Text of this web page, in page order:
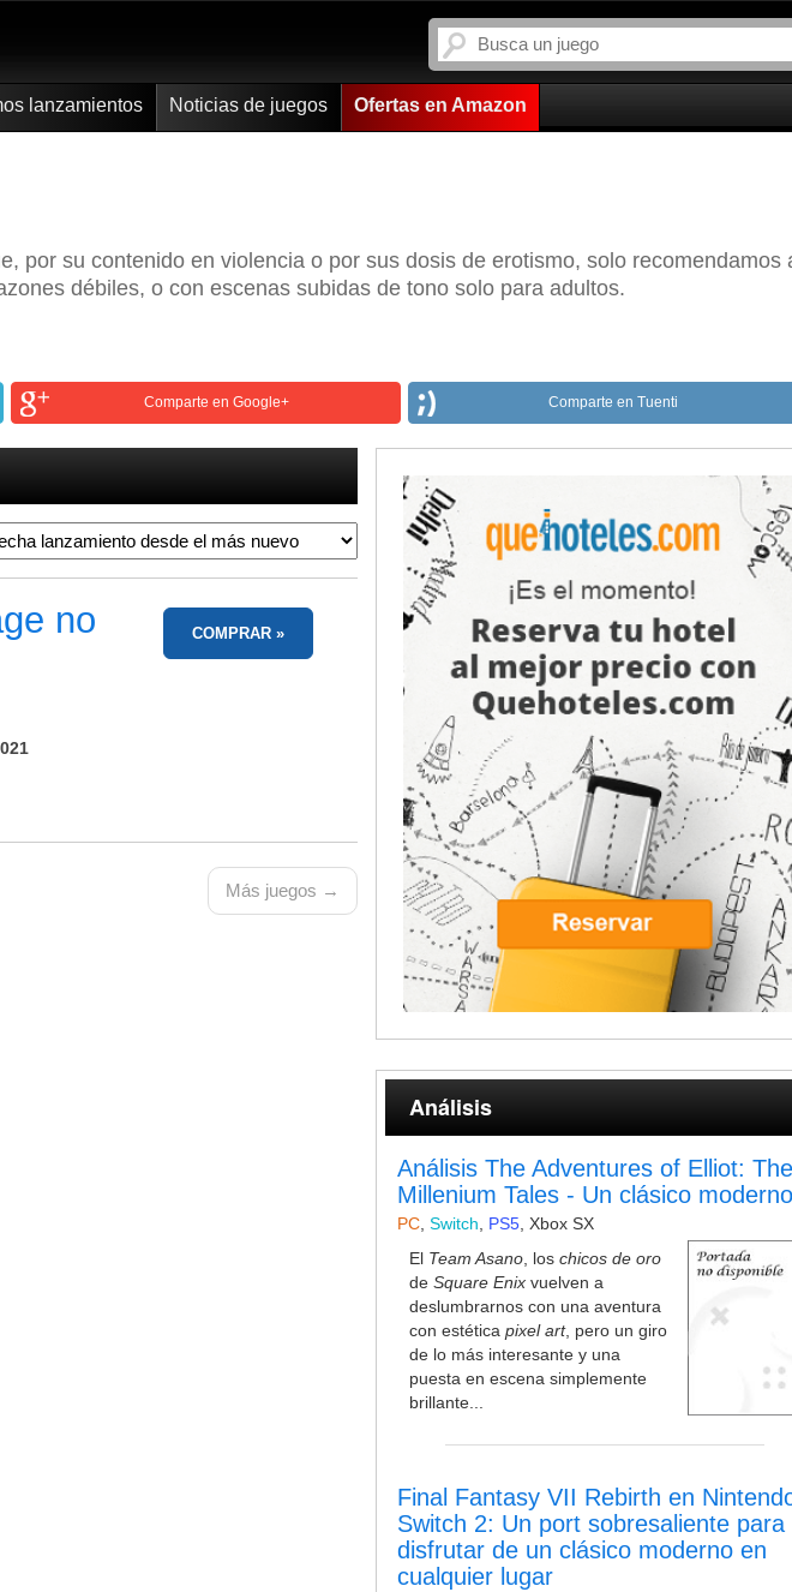
lanzamientos Noticias de juegos Ofertas en Amazon
por su contenido en violencia o por sus dosis de erotismo, solo recomendamos
débiles, o con escenas subidas de tono solo para adultos.
Comparte en Google+ Comparte en Tuenti
no
COMPRAR
Más juegos →
Análisis
Análisis The Adventures of Elliot:
Millenium Tales - Un clásico
PC,Switch, PS5,Xbox SX
El Team Asano, loschicos de oro
deSquare Enix vuelven a
deslumbrarnos con una aventura
con estéticapixel art, pero un giro
de lo más interesante y una
puesta en escena simplemente
brillante...
Final Fantasy VII Rebirth en
Switch 2: Un port sobresaliente para
disfrutar de un clásico moderno en
cualquier lugar